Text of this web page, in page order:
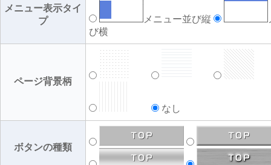
メニュー表示タイ
プ
メニュー並び縦
び横
ページ背景柄
なし
ボタンの種類